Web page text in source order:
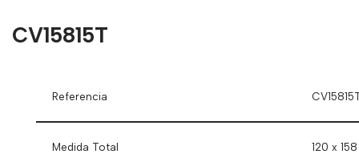
CV15815T
Referencia
Medida Total 120 x